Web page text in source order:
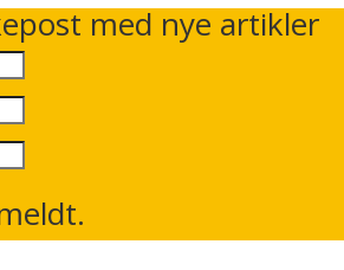
med nye artikler